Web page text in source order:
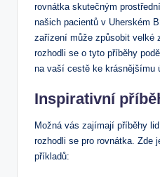
rovnátka skutečným
našich pacientů v Uherském
zařízení může způsobit velké
rozhodli se o tyto příběhy
na vaší cestě ke krásnějšímu
Inspirativní
Možná vás zajímají příběhy
rozhodli se pro rovnátka. Zde
příkladů: